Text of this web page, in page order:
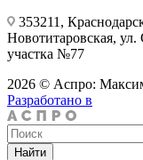
353211,
Новотитаровская, ул.
участка №77
2026 © Аспро:
Разработано в
Найти